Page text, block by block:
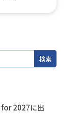
検索
for 2027に出